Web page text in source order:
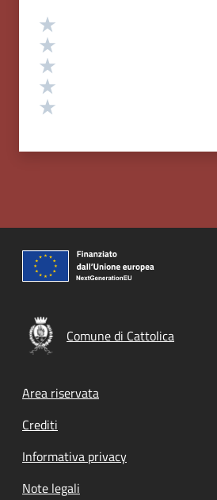
Valutazione
Comune di Cattolica
Footer menu
Area riservata
Crediti
Informativa privacy
Note legali